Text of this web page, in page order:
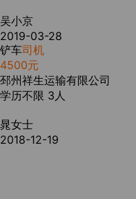
吴小京
2019-03-28
铲车司机
4500元
邳州祥生运输有限公司
学历不限 3人
晁女士
2018-12-19